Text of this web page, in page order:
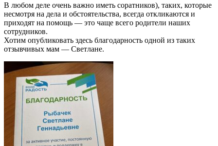
В любом деле очень важно иметь соратников), таких, которые
несмотря на дела и обстоятельства, всегда откликаются и
приходят на помощь — это чаще всего родители наших
сотрудников.
Хотим опубликовать здесь благодарность одной из таких
отзывчивых мам — Светлане.